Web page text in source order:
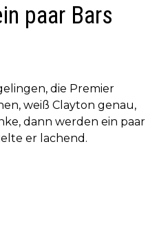
paar Bars
die Premier
weiß Clayton genau,
dann werden ein paar
er lachend.